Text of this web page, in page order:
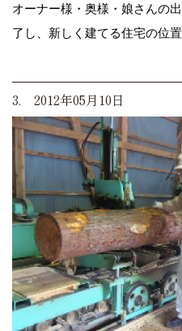
オーナー様・奥様・娘さんの
了し、新しく建てる住宅の位
3. 2012年05月10日